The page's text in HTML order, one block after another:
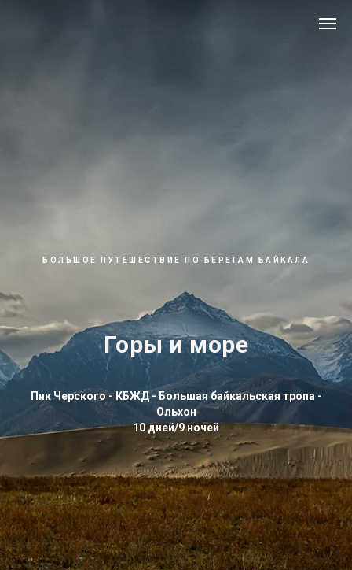
БОЛЬШОЕ ПУТЕШЕСТВИЕ ПО БЕРЕГАМ БАЙКАЛА
Горы и море
Пик Черского - КБЖД - Большая байкальская тропа -
Ольхон
10 дней/9 ночей